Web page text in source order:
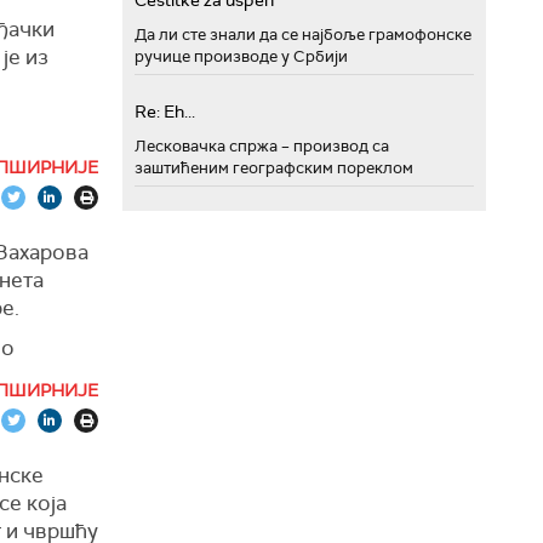
из
да
која
и чвршћу
Да ли сте знали да се најбоље грамофонске
ручице производе у Србији
Re: Eh...
Лесковачка спржа – производ са
заштићеним географским пореклом